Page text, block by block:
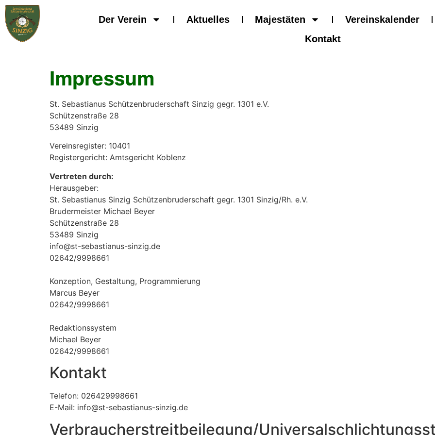
Der Verein Aktuelles Majestäten
Vereinskalender
Kontakt
Impressum
St. Sebastianus Schützenbruderschaft Sinzig gegr. 1301 e.V.
Schützenstraße 28
53489 Sinzig
Vereinsregister: 10401
Registergericht: Amtsgericht Koblenz
Vertreten durch:
Herausgeber:
St. Sebastianus Sinzig Schützenbruderschaft gegr. 1301 Sinzig/Rh. e.V.
Brudermeister Michael Beyer
Schützenstraße 28
53489 Sinzig
info@st-sebastianus-sinzig.de
02642/9998661
Konzeption, Gestaltung, Programmierung
Marcus Beyer
02642/9998661
Redaktionssystem
Michael Beyer
02642/9998661
Kontakt
Telefon: 026429998661
E-Mail: info@st-sebastianus-sinzig.de
Verbraucher­streit­beilegung/